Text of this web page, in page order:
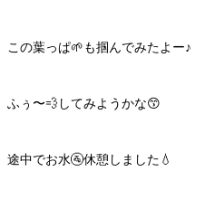
この葉っぱ🌱も掴んでみたよー♪
ふぅ〜💨してみようかな😙
途中でお水🚰休憩しました💧